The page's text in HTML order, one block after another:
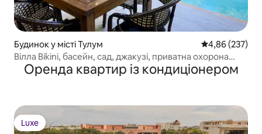
Будинок у місті Тулум Середня
4,86 (237)
Вілла Bikini, басейн, сад, джакузі, приватна охорона
24/7
Оренда квартир із кондиціонером
Luxe
Luxe